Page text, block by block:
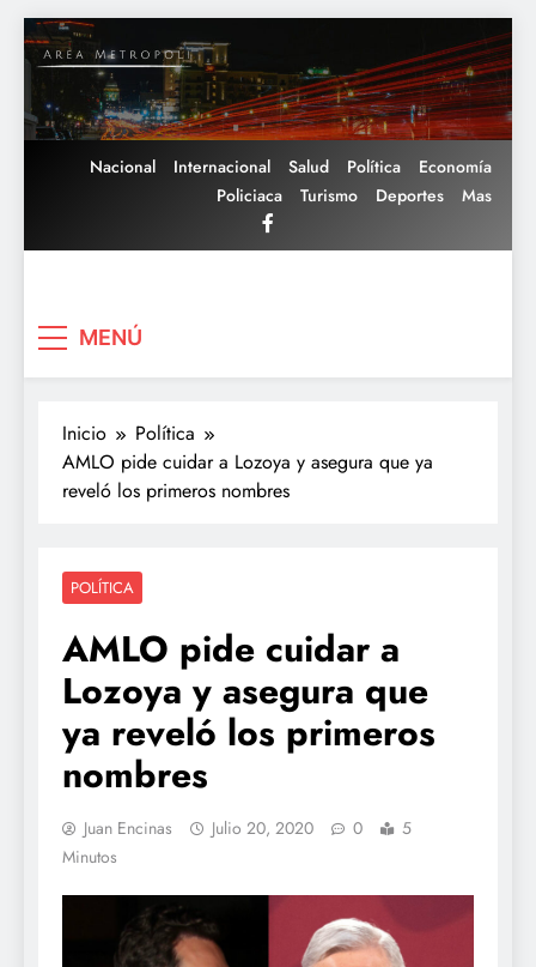
Saltar
al
contenido
Nacional Internacional Salud Política
Economía
Policiaca
Turismo Deportes Mas
MENÚ
Inicio
Política
AMLO pide cuidar a Lozoya y asegura que ya
reveló los primeros nombres
POLÍTICA
AMLO pide cuidar a
Lozoya y asegura que
ya reveló los primeros
nombres
Juan Encinas Julio 20, 2020 0
5
Minutos